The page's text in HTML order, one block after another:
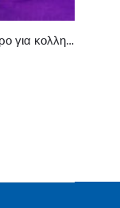
Ξύλινη πινακίδα με μήνυμα για τη φιλία – Δώρο για κολλητή